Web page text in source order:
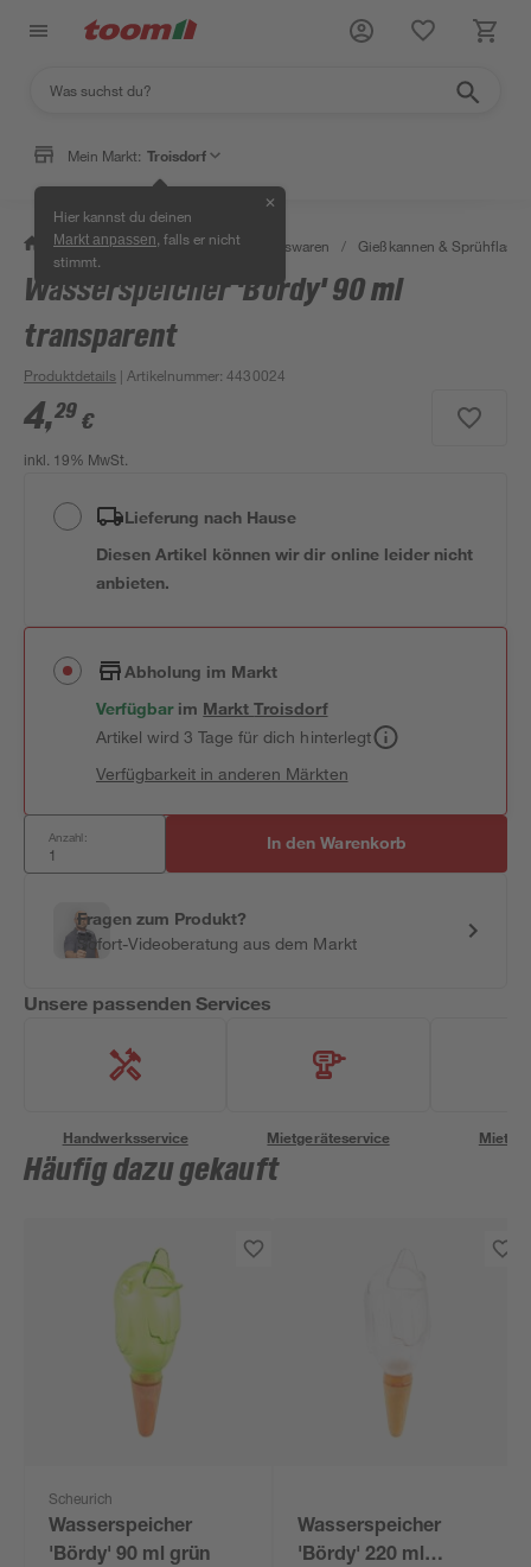
Mein Markt: Troisdorf
Hier kannst du deinen
Markt anpassen , falls er nicht
stimmt.
✕
/ Wohnen & Haushalt / Haushaltswaren / Gießkannen &
Wasserspeicher 'Bördy' 90 ml
transparent
Produktdetails | Artikelnummer:4430024
4,29 €
inkl. 19% MwSt.
Lieferung nach Hause
Diesen Artikel können wir dir online leider nicht
anbieten.
Abholung im Markt
Verfügbar im MarktTroisdorf
Artikel wird 3 Tage für dich hinterlegt
Verfügbarkeit in anderen Märkten
Anzahl: In den Warenkorb
Fragen zum Produkt?
Sofort-Videoberatung aus dem Markt
Unsere passenden Services
Handwerksservice Mietgeräteservice
Häufig dazu gekauft
Scheurich
Wasserspeicher
'Bördy' 90 ml grün
Wasserspeicher
'Bördy' 220 ml